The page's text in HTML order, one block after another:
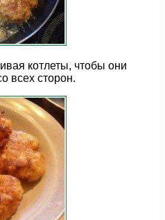
котлеты, чтобы они
всех сторон.